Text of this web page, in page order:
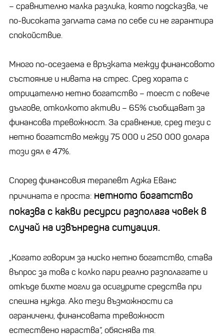
– сравнително малка разлика, която подсказва, че
по-високата заплата сама по себе си не гарантира
спокойствие.
Много по-осезаема е връзката между финансовото
състояние и нивата на стрес. Сред хората с
отрицателно нетно богатство – тоест с повече
дългове, отколкото активи – 65% съобщават за
финансова тревожност. За сравнение, сред тези с
нетно богатство между 75 000 и 250 000 долара
този дял е 47%.
Според финансовия терапевт Аджа Еванс
причината е проста: нетното богатство
показва с какви ресурси разполага човек в
случай на извънредна ситуация.
„Когато говорим за ниско нетно богатство, става
въпрос за това с колко пари реално разполагате и
откъде бихте могли да осигурите средства при
спешна нужда. Ако тези възможности са
ограничени, финансовата тревожност
естествено нараства“, обяснява тя.